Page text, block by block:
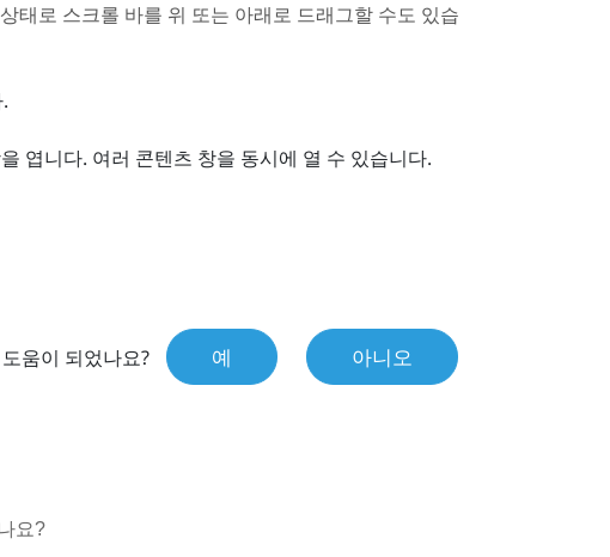
태로 스크롤 바를 위 또는 아래로 드래그할 수도 있습
엽니다. 여러 콘텐츠 창을 동시에 열 수 있습니다.
움이 되었나요? 예 아니오
요?